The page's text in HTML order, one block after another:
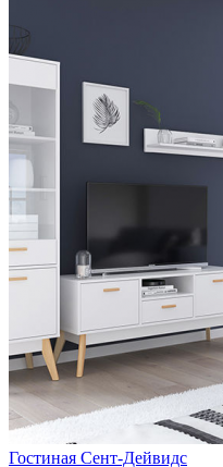
Гостиная Сент-Дейвидс